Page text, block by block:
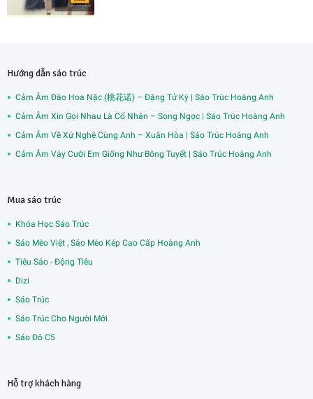
Hướng dẫn sáo trúc
Cảm Âm Đào Hoa Nặc (桃花诺) – Đặng Tử Kỳ | Sáo Trúc Hoàng Anh
Cảm Âm Xin Gọi Nhau Là Cố Nhân – Song Ngọc | Sáo Trúc Hoàng Anh
Cảm Âm Về Xứ Nghệ Cùng Anh – Xuân Hòa | Sáo Trúc Hoàng Anh
Cảm Âm Váy Cưới Em Giống Như Bông Tuyết | Sáo Trúc Hoàng Anh
Mua sáo trúc
Khóa Học Sáo Trúc
Sáo Mèo Việt , Sáo Mèo Kép Cao Cấp Hoàng Anh
Tiêu Sáo - Động Tiêu
Dizi
Sáo Trúc
Sáo Trúc Cho Người Mới
Sáo Đô C5
Hỗ trợ khách hàng